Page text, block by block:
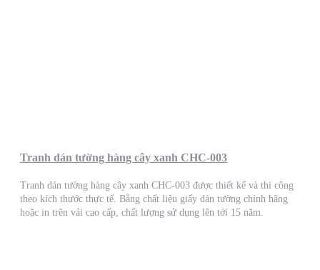
Tranh dán tường hàng cây xanh CHC-003
Tranh dán tường hàng cây xanh CHC-003 được thiết kế và thi công
theo kích thước thực tế. Bằng chất liệu giấy dán tường chính hãng
hoặc in trên vải cao cấp, chất lượng sử dụng lên tới 15 năm.